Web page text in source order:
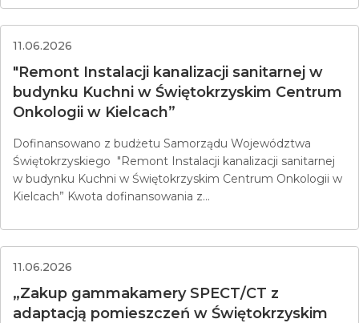
11.06.2026
"Remont Instalacji kanalizacji sanitarnej w
budynku Kuchni w Świętokrzyskim Centrum
Onkologii w Kielcach”
Dofinansowano z budżetu Samorządu Województwa
Świętokrzyskiego "Remont Instalacji kanalizacji sanitarnej
w budynku Kuchni w Świętokrzyskim Centrum Onkologii w
Kielcach” Kwota dofinansowania z...
11.06.2026
„Zakup gammakamery SPECT/CT z
adaptacją pomieszczeń w Świętokrzyskim